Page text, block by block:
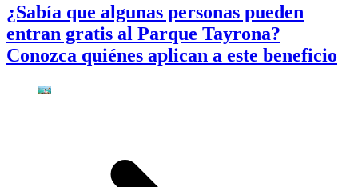
¿Sabía que algunas personas pueden
entran gratis al Parque Tayrona?
Conozca quiénes aplican a este beneficio